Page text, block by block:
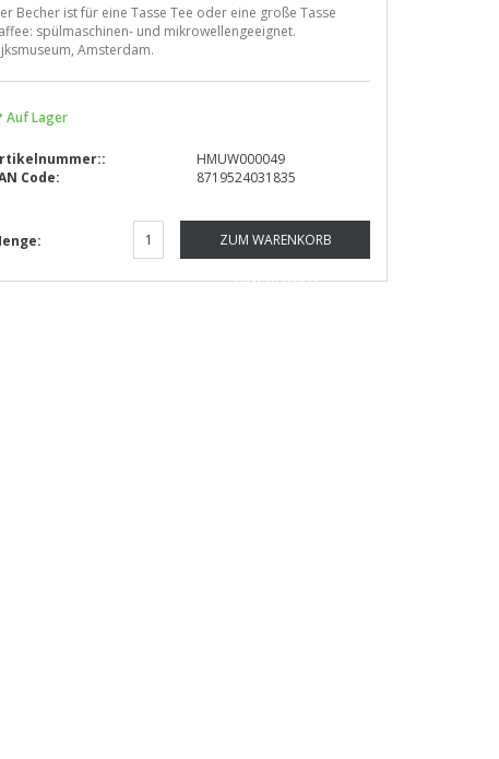
Becher ist für eine Tasse Tee oder eine große Tasse
spülmaschinen- und mikrowellengeeignet.
Amsterdam.
Auf Lager
HMUW000049
Code:
8719524031835
ZUM WARENKORB
HINZUFÜGEN